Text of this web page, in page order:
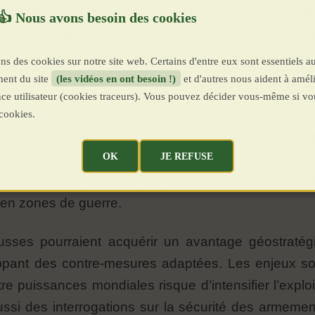
Ces blindés, presque intacts et
des équipements militaires fournis par les
d'infanterie robuste et sophistiqué, permet
ouvrant ainsi la voie à une analyse poussée
aux mines, son étude pourrait offrir aux Russes
mine. Ce retournement de situation pose un
Unis et la Turquie, qui doivent désormais
zones de guerre.
pourraient acquérir un avantage
des contre-mesures adaptées. Les enjeux
puissances mondiales risque d’intensifier
des interrogations sur la sécurité des
des cookies sur notre site web. Certains d'entre eux sont essentiels au
du site
(les vidéos en ont besoin !)
et d'autres nous aident à
utilisateur (cookies traceurs). Vous pouvez décider vous-même si
OK JE REFUSE